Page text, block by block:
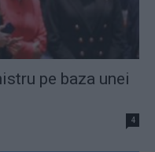
pe baza unei
4